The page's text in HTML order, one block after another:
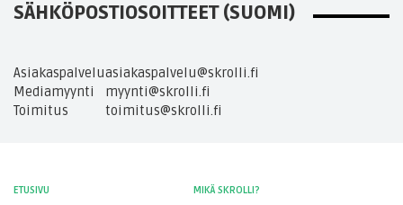
SÄHKÖPOSTIOSOITTEET (SUOMI)
Asiakaspalveluasiakaspalvelu@skrolli.fi
Mediamyynti
myynti@skrolli.fi
Toimitus
toimitus@skrolli.fi
ETUSIVU
MIKÄ SKROLLI?